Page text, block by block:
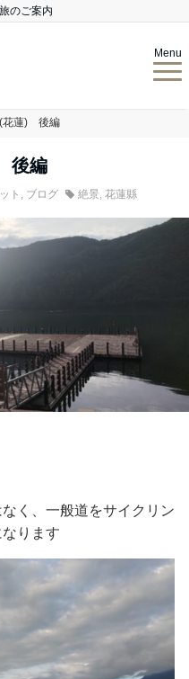
のご案内
Menu
(花蓮) 後編
後編
ト , ブログ 絶景, 花蓮縣
く、一般道をサイクリン
ります